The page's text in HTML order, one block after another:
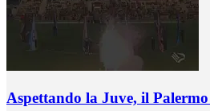
Aspettando la Juve, il